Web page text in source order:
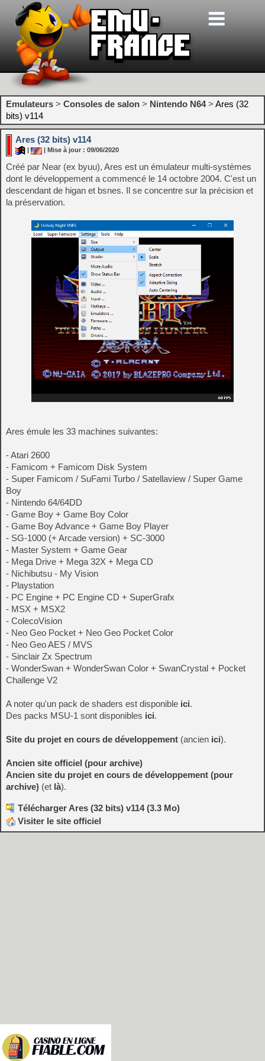
Emulateurs > Consoles de salon > Nintendo N64> Ares (32
bits) v114
Ares (32 bits) v114
| Mise à jour : 09/06/2020
Créé par Near (ex byuu), Ares est un émulateur multi-systèmes
dont le développement a commencé le 14 octobre 2004. C'est un
descendant de higan et bsnes. Il se concentre sur la précision et
la préservation.
Ares émule les 33 machines suivantes:
- Atari 2600
- Famicom + Famicom Disk System
- Super Famicom / SuFami Turbo / Satellaview / Super Game
Boy
- Nintendo 64/64DD
- Game Boy + Game Boy Color
- Game Boy Advance + Game Boy Player
- SG-1000 (+ Arcade version) + SC-3000
- Master System + Game Gear
- Mega Drive + Mega 32X + Mega CD
- Nichibutsu - My Vision
- Playstation
- PC Engine + PC Engine CD + SuperGrafx
- MSX + MSX2
- ColecoVision
- Neo Geo Pocket + Neo Geo Pocket Color
- Neo Geo AES / MVS
- Sinclair Zx Spectrum
- WonderSwan + WonderSwan Color + SwanCrystal + Pocket
Challenge V2
A noter qu'un pack de shaders est disponible ici.
Des packs MSU-1 sont disponibles ici.
Site du projet en cours de développement (ancien ici).
Ancien site officiel (pour archive)
Ancien site du projet en cours de développement (pour
archive) (et là).
Télécharger Ares (32 bits) v114 (3.3 Mo)
Visiter le site officiel